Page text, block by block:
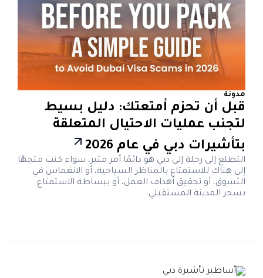
مدونة
قبل أن تحزم أمتعتك: دليل بسيط
لتجنب عمليات الاحتيال المتعلقة
بتأشيرات دبي في عام 2026
التطلع إلى رحلة إلى دبي هو دائمًا أمر مثير، سواء كنت متجهًا
إلى هناك للاستمتاع بالمناظر السياحية، أو الانغماس في
التسوق، أو تحقيق أهداف العمل، أو ببساطة الاستمتاع
بسحر المدينة المستقبلي.